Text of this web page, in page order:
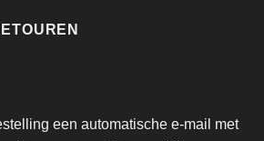
een automatische e-mail met